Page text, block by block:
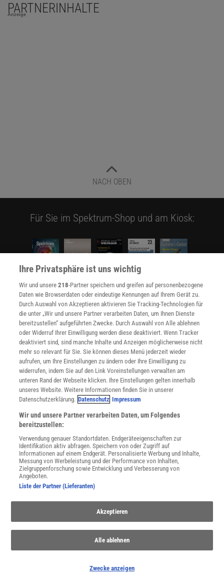
PARTNERINHALTE
Anzeige
NACH OBEN
Für Sie im Spektrum-Shop und am Kiosk:
WEITERE NEUERSCHEINUNGEN SPEKTRUM SHOP
Spektrum.de-Newsletter abonnieren
JETZT ANMELDEN!
Sie können unsere Newsletter jederzeit wieder abbestellen. Infos zu unserem Umgang
mit Ihren personenbezogenen Daten finden Sie in unsererDatenschutzerklärung
Newsletter
Kontakt
Spektrum Shop
Im Handel kaufen
Presse
Mediadaten
Ihre Privatsphäre ist uns wichtig
Wir und unsere218-Partner speichern und greifen auf personenbezogene
Daten wie Browserdaten oder eindeutige Kennungen auf Ihrem Gerät zu.
Durch Auswahl von Akzeptieren aktivieren Sie Tracking-Technologien für
die unter „Wir und unsere Partner verarbeiten Daten, um Ihnen Dienste
bereitzustellen“ aufgeführten Zwecke. Durch Auswahl von Alle ablehnen
oder Widerruf Ihrer Einwilligung werden diese deaktiviert. Wenn Tracker
deaktiviert sind, sind manche Inhalte und Anzeigen möglicherweise nicht
mehr so relevant für Sie. Sie können dieses Menü jederzeit wieder
aufrufen, um Ihre Einstellungen zu ändern oder Ihre Einwilligung zu
widerrufen, indem Sie auf den Link Voreinstellungen verwalten am
unteren Rand der Webseite klicken. Ihre Einstellungen gelten innerhalb
unseres Website. Weitere Informationen finden Sie in unserer
Datenschutzerklärung. Datenschutz Impressum
Wir und unsere Partner verarbeiten Daten, um Folgendes
bereitzustellen:
Verwendung genauer Standortdaten. Endgeräteeigenschaften zur
Identifikation aktiv abfragen. Speichern von oder Zugriff auf
Informationen auf einem Endgerät. Personalisierte Werbung und Inhalte,
Messung von Werbeleistung und der Performance von Inhalten,
Zielgruppenforschung sowie Entwicklung und Verbesserung von
Angeboten.
Liste der Partner (Lieferanten)
Akzeptieren
Alle ablehnen
Zwecke anzeigen